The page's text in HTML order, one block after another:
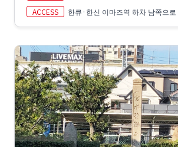
ACCESS
한큐·한신 이마즈역 하차 남쪽으